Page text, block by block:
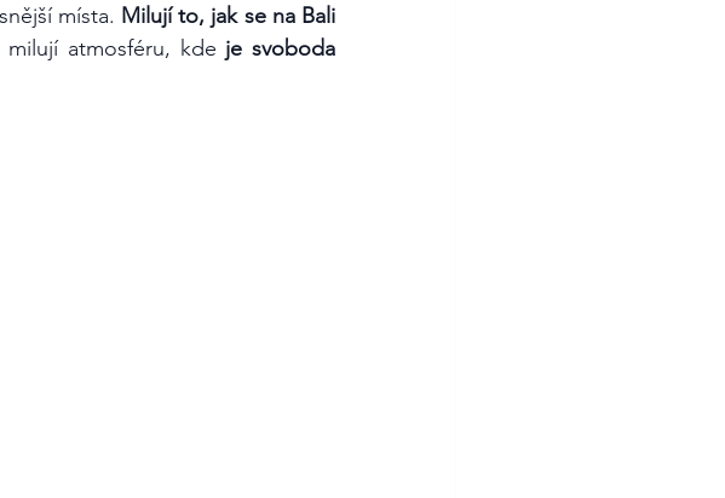
místa. Milují to, jak se na Bali
atmosféru, kde je svoboda